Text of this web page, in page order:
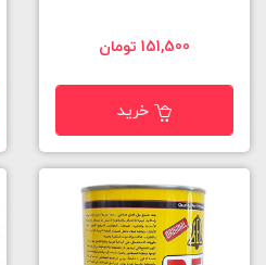
151,500 تومان
خرید